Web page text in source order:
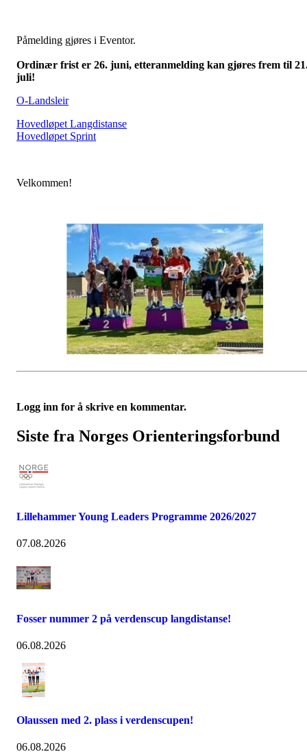
Påmelding gjøres i Eventor.
Ordinær frist er 26. juni, etteranmelding kan gjøres frem til
juli!
O-Landsleir
Hovedløpet Langdistanse
Hovedløpet Sprint
Velkommen!
Logg inn for å skrive en kommentar.
Siste fra Norges Orienteringsforbund
Lillehammer Young Leaders Programme 2026/2027
07.08.2026
Fosser nummer 2 på verdenscup langdistanse!
06.08.2026
Olaussen med 2. plass i verdenscupen!
06.08.2026